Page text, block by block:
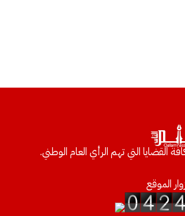
القضايا التي تهم الرأي العام الوطني.
الموقع